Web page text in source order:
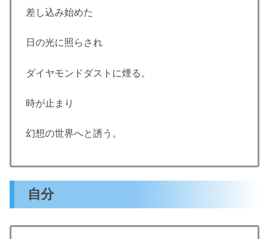
差し込み始めた
日の光に照らされ
ダイヤモンドダストに煙る。
時が止まり
幻想の世界へと誘う。
自分